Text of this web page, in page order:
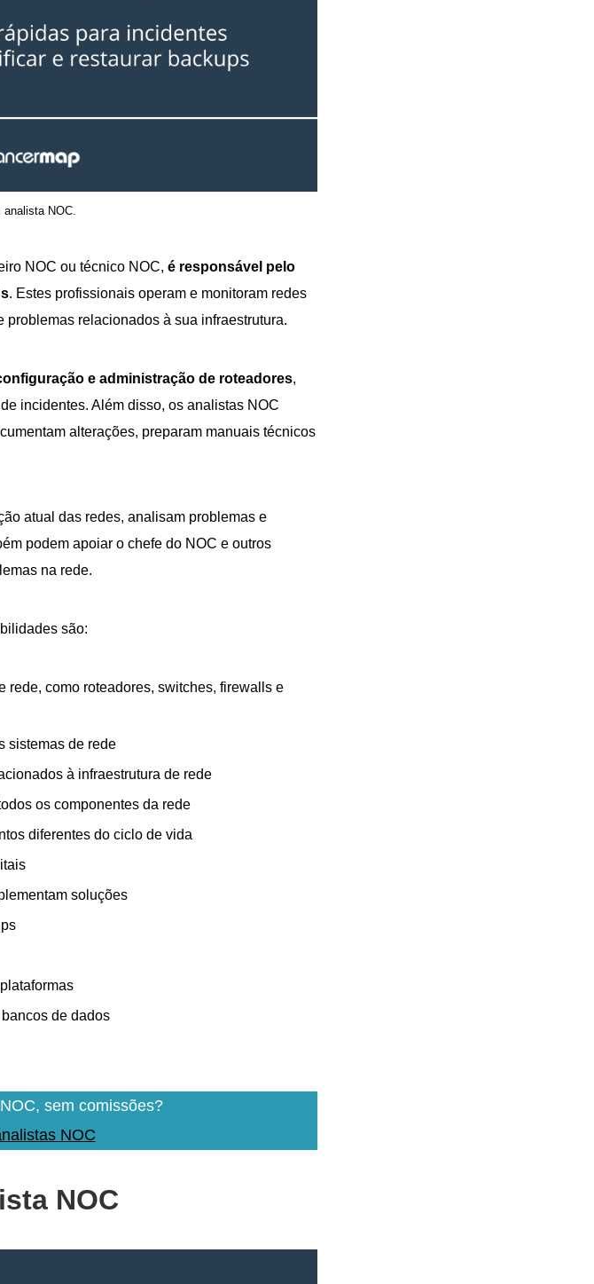
NOC.
NOC ou técnico NOC, é responsável pelo
. Estes profissionais operam e monitoram redes
relacionados à sua infraestrutura.
e administração de roteadores,
incidentes. Além disso, os analistas NOC
alterações, preparam manuais técnicos
atual das redes, analisam problemas e
podem apoiar o chefe do NOC e outros
na rede.
são:
rede, como roteadores, switches, firewalls e
sistemas de rede
à infraestrutura de rede
os componentes da rede
diferentes do ciclo de vida
soluções
de dados
sem comissões?
NOC
NOC